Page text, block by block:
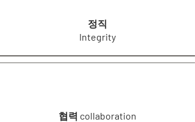
정직
Integrity
협력 collaboration